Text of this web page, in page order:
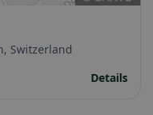
Switzerland
Details